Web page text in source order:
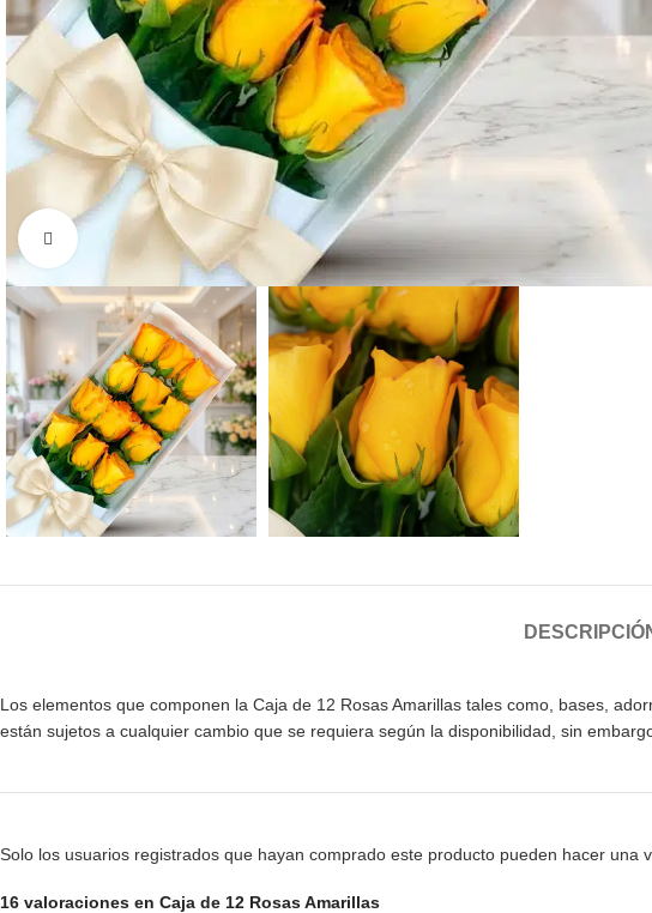
Click to enlarge
Los elementos que componen la Caja de 12 Rosas Amarillas tales como, bases,
están sujetos a cualquier cambio que se requiera según la disponibilidad, sin
16 valoraciones en Caja de 12 Rosas Amarillas
Solo los usuarios registrados que hayan comprado este producto pueden hacer una